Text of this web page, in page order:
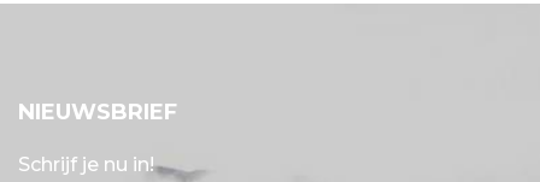
NIEUWSBRIEF
Schrijf je nu in!